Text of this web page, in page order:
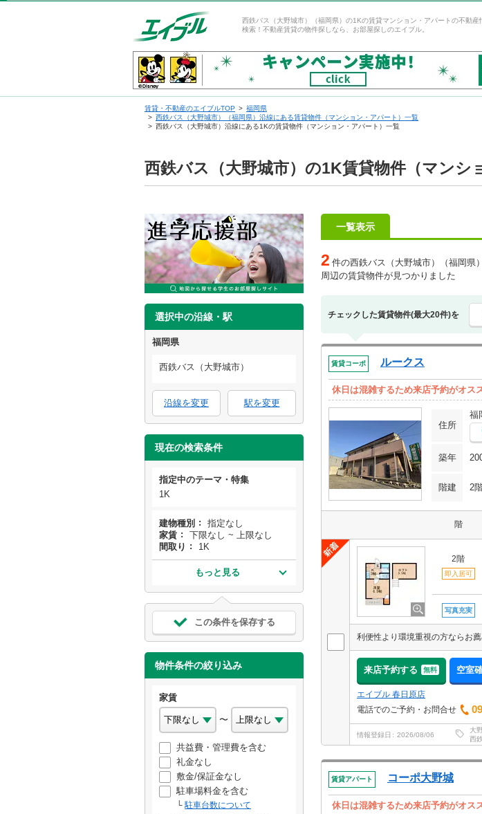
西鉄バス（大野城市）（福岡県）の1Kの賃貸マンション・アパートの不動産
検索！不動産賃貸の物件探しなら、お部屋探しのエイブル。
賃貸・不動産のエイブルTOP
福岡県
西鉄バス（大野城市）（福岡県）沿線にある賃貸物件（マンション・アパート）一覧
西鉄バス（大野城市）沿線にある1Kの賃貸物件（マンション・アパート）一覧
西鉄バス（大野城市）の1K賃貸物件（マンシ
選択中の沿線・駅
福岡県
西鉄バス（大野城市）
沿線を変更 駅を変更
現在の検索条件
指定中のテーマ・特集
1K
建物種別
指定なし
家賃
下限なし ~ 上限なし
間取り
1K
もっと見る
この条件を保存する
物件条件の絞り込み
家賃
〜
共益費・管理費を含む
礼金なし
敷金/保証金なし
駐車場料金を含む
駐車台数について
一覧表示
2 件の西鉄バス（大野城市）（福岡県）
周辺の賃貸物件が見つかりました
チェックした賃貸物件(最大20件)を
賃貸コーポ ルークス
休日は混雑するため来店予約がオス
住所
福
築年
階建 2
階
2階
即入居可
写真充実
利便性より環境重視の方ならお薦
来店予約する 無料 空室
エイブル 春日原店
電話でのご予約・お問合せ
情報登録日 2026/08/06
大
西
賃貸アパート コーポ大野城
休日は混雑するため来店予約がオス